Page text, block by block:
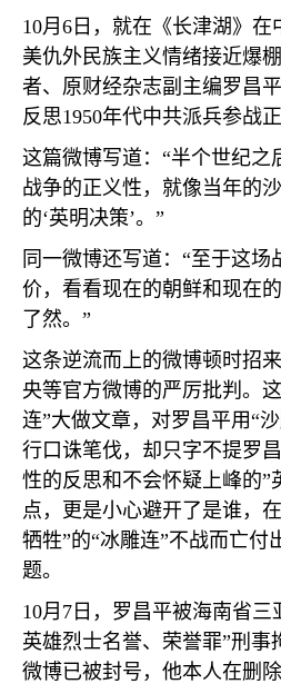
10月 6 日，就在《长津湖》
美仇外民族主义情绪接近爆
者、原财经杂志副主编罗昌
反思1950年代中共派兵参战
这篇微博写道：“半个世纪之
战争的正义性，就像当年的
的‘英明决策’。”
同一微博还写道：“至于这
价，看看现在的朝鲜和现在
了然。”
这条逆流而上的微博顿时招
央等官方微博的严厉批判。
连”大做文章，对罗昌平用“
行口诛笔伐，却只字不提罗
性的反思和不会怀疑上峰的”
点，更是小心避开了是谁，
牺牲”的“冰雕连”不战而亡付
题。
10月 7 日，罗昌平被海南省三
英雄烈士名誉、荣誉罪”刑事
微博已被封号，他本人在删